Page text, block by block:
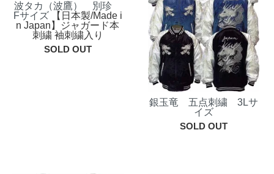
波タカ（波鷹） 別珍
Fサイズ【日本製/Made i
n Japan】ジャガード本
刺繍 袖刺繍入り
SOLD OUT
銀玉竜 五点刺繍 3Lサ
イズ
SOLD OUT